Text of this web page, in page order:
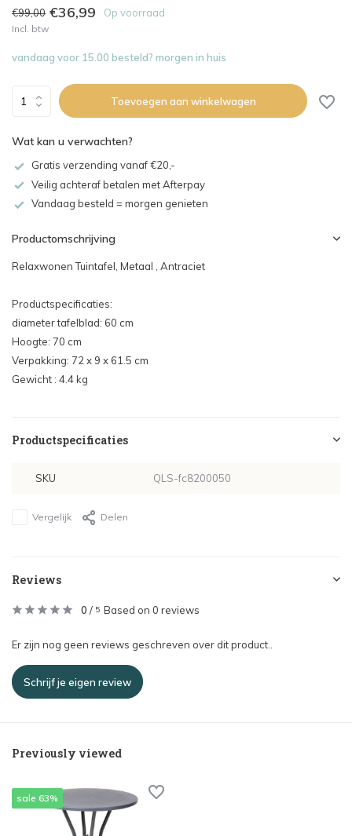
€99,00 €36,99 Op voorraad
Incl. btw
vandaag voor 15.00 besteld? morgen in huis
Toevoegen aan winkelwagen
Wat kan u verwachten?
Gratis verzending vanaf €20,-
Veilig achteraf betalen met Afterpay
Vandaag besteld = morgen genieten
Productomschrijving
Relaxwonen Tuintafel, Metaal , Antraciet
Productspecificaties:
diameter tafelblad: 60 cm
Hoogte: 70 cm
Verpakking: 72 x 9 x 61.5 cm
Gewicht : 4.4 kg
Productspecificaties
SKU QLS-fc8200050
Vergelijk Delen
Reviews
0 / 5 Based on 0 reviews
Er zijn nog geen reviews geschreven over dit product..
Schrijf je eigen review
Previously viewed
sale 63%